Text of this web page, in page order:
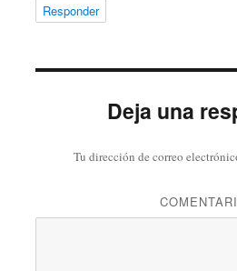
Responder
Deja una
Tu dirección de correo